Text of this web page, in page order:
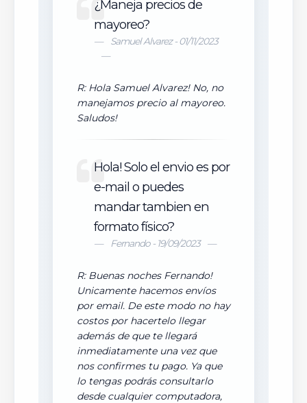
¿Maneja precios de
mayoreo?
Samuel Alvarez - 01/11/2023
R: Hola Samuel Alvarez! No, no
manejamos precio al mayoreo.
Saludos!
Hola! Solo el envio es por
e-mail o puedes
mandar tambien en
formato físico?
Fernando - 19/09/2023
R: Buenas noches Fernando!
Unicamente hacemos envíos
por email. De este modo no hay
costos por hacertelo llegar
además de que te llegará
inmediatamente una vez que
nos confirmes tu pago. Ya que
lo tengas podrás consultarlo
desde cualquier computadora,